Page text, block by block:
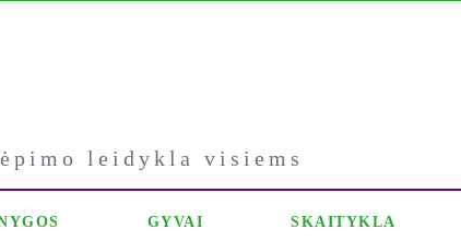
leidykla visiems
GYVAI SKAITYKLA